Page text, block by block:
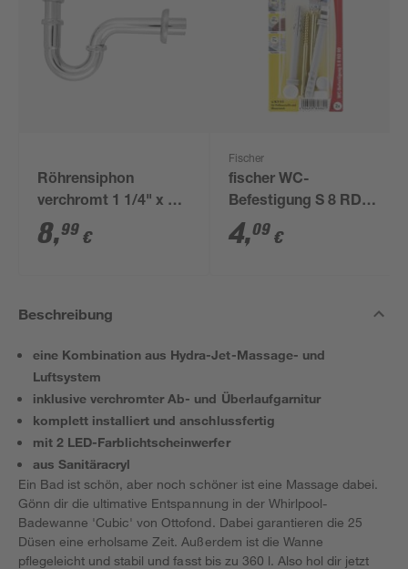
Röhrensiphon
verchromt 1 1/4" x 32
mm
8,99 €
Fischer
fischer WC-
Befestigung S 8 RD
80 2 Stück
4,09 €
Beschreibung
eine Kombination aus Hydra-Jet-Massage- und
Luftsystem
inklusive verchromter Ab- und Überlaufgarnitur
komplett installiert und anschlussfertig
mit 2 LED-Farblichtscheinwerfer
aus Sanitäracryl
Ein Bad ist schön, aber noch schöner ist eine Massage dabei.
Gönn dir die ultimative Entspannung in der Whirlpool-
Badewanne 'Cubic' von Ottofond. Dabei garantieren die 25
Düsen eine erholsame Zeit. Außerdem ist die Wanne
pflegeleicht und stabil und fasst bis zu 360 l. Also hol dir jetzt